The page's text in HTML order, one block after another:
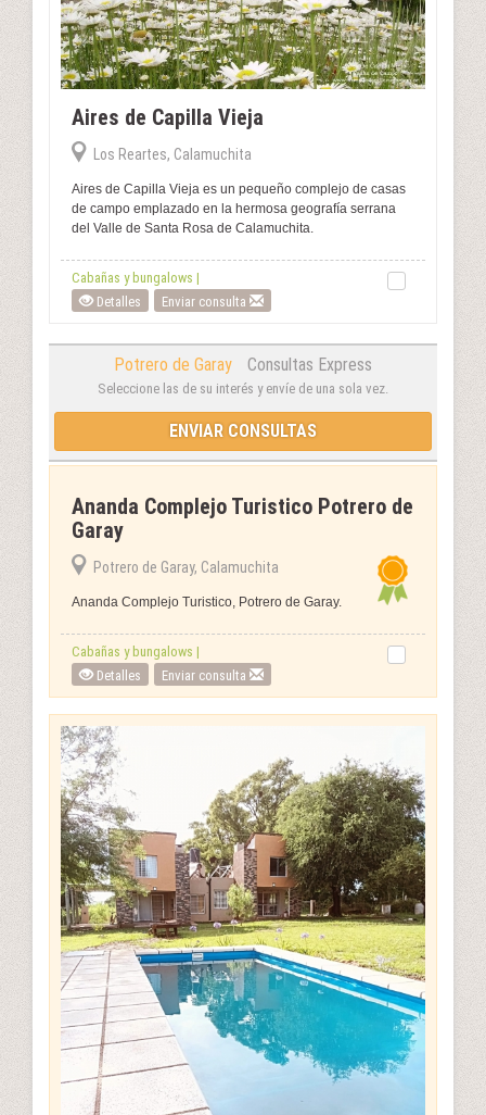
Aires de Capilla Vieja
Los Reartes, Calamuchita
Aires de Capilla Vieja es un pequeño complejo de casas
de campo emplazado en la hermosa geografía serrana
del Valle de Santa Rosa de Calamuchita.
Cabañas y bungalows |
Detalles
Enviar consulta
Potrero de Garay Consultas Express
Seleccione las de su interés y envíe de una sola vez.
ENVIAR CONSULTAS
Ananda Complejo Turistico Potrero de
Garay
Potrero de Garay, Calamuchita
Ananda Complejo Turistico, Potrero de Garay.
Cabañas y bungalows |
Detalles
Enviar consulta